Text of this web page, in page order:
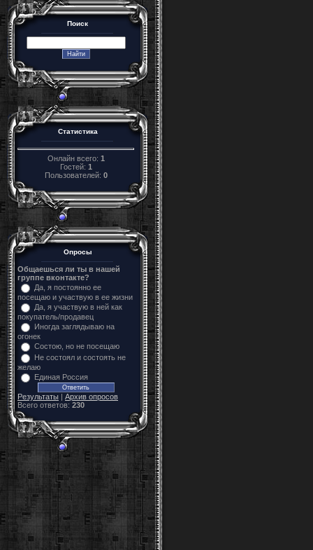
Поиск
Статистика
Онлайн всего: 1
Гостей: 1
Пользователей: 0
Опросы
Общаешься ли ты в нашей
группе вконтакте?
Да, я постоянно ее
посещаю и участвую в ее жизни
Да, я участвую в ней как
покупатель/продавец
Иногда заглядываю на
огонек
Состою, но не посещаю
Не состоял и состоять не
желаю
Единая Россия
Результаты | Архив опросов
Всего ответов: 230